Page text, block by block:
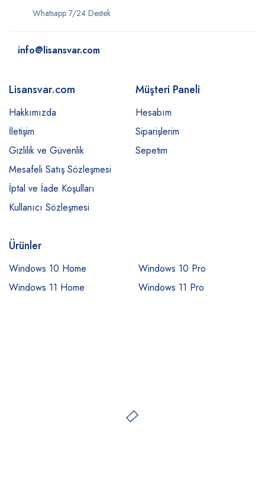
Whatsapp 7/24 Destek
info@lisansvar.com
Lisansvar.com
Hakkımızda
İletişim
Gizlilik ve Güvenlik
Mesafeli Satış Sözleşmesi
İptal ve İade Koşulları
Kullanıcı Sözleşmesi
Müşteri Paneli
Hesabım
Siparişlerim
Sepetim
Ürünler
Windows 10 Home
Windows 10 Pro
Windows 11 Home
Windows 11 Pro